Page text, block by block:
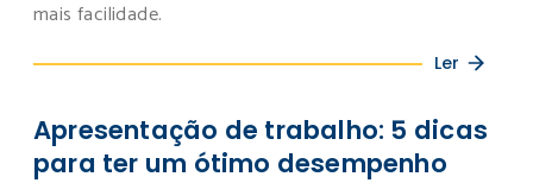
mais facilidade.
Ler
Apresentação de trabalho: 5 dicas
para ter um ótimo desempenho